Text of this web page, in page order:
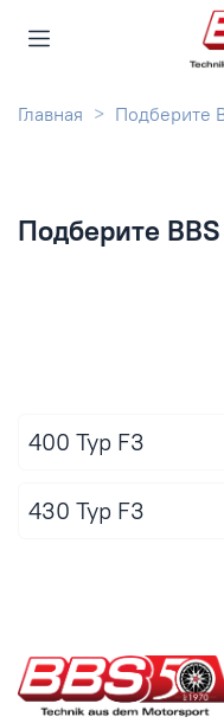
Главная Подберите
Подберите
400 Typ F3
430 Typ F3